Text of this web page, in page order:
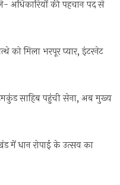
अधिकारियों की पहचान पद से
मिला भरपूर प्यार, इंटरनेट
साहिब पहुंची सेना, अब मुख्य
में धान रोपाई के उत्सव का